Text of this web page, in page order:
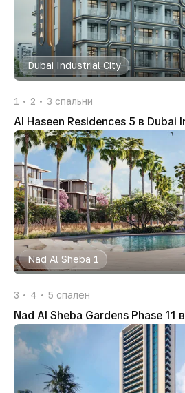
Dubai Industrial City
1 2 3 спальни
Al Haseen Residences 5 в Dubai
Nad Al Sheba 1
3 4 5 спален
Nad Al Sheba Gardens Phase 11